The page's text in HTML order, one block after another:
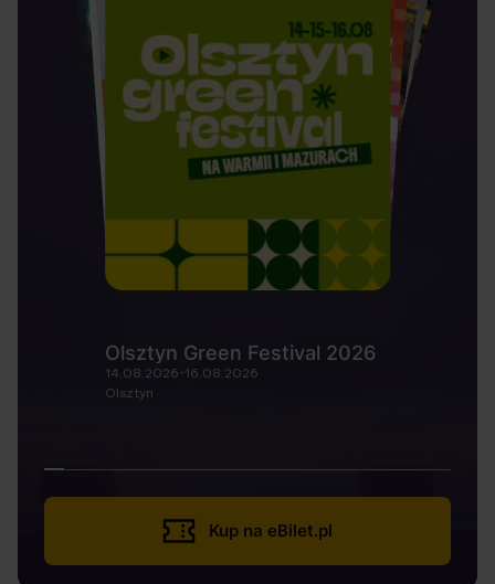
Olsztyn Green Festival 2026
14.08.2026-16.08.2026
Olsztyn
Kup na eBilet.pl